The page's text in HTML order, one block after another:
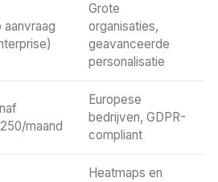
aanvraag
Grote
organisaties,
geavanceerde
personalisatie
maand
Europese
bedrijven, GDPR-
compliant
Heatmaps en